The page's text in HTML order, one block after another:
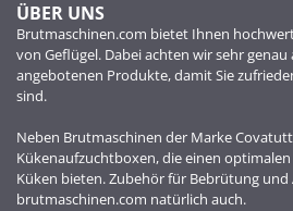
ÜBER UNS
Brutmaschinen.com bietet Ihnen
von Geflügel. Dabei achten wir sehr
angebotenen Produkte, damit Sie
sind.
Neben Brutmaschinen der Marke
Kükenaufzuchtboxen, die einen
Küken bieten. Zubehör für Bebrütung
brutmaschinen.com natürlich auch.